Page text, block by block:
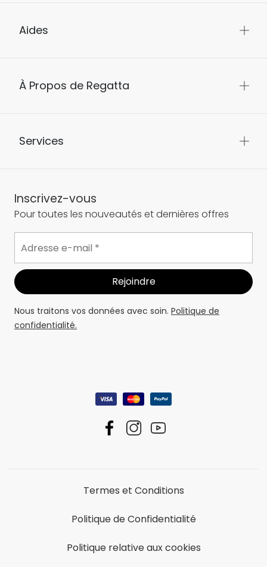
Aides
À Propos de Regatta
Services
Inscrivez-vous
Pour toutes les nouveautés et dernières offres
Nous traitons vos données avec soin. Politique de
confidentialité.
Termes et Conditions
Politique de Confidentialité
Politique relative aux cookies